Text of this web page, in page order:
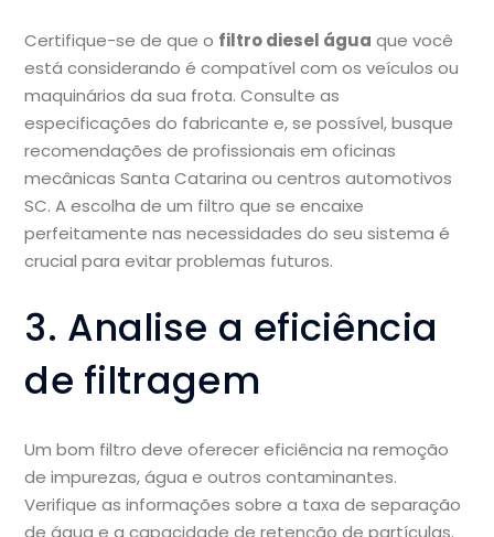
Certifique-se de que o filtro diesel água que você
está considerando é compatível com os veículos ou
maquinários da sua frota. Consulte as
especificações do fabricante e, se possível, busque
recomendações de profissionais em oficinas
mecânicas Santa Catarina ou centros automotivos
SC. A escolha de um filtro que se encaixe
perfeitamente nas necessidades do seu sistema é
crucial para evitar problemas futuros.
3. Analise a eficiência
de filtragem
Um bom filtro deve oferecer eficiência na remoção
de impurezas, água e outros contaminantes.
Verifique as informações sobre a taxa de separação
de água e a capacidade de retenção de partículas.